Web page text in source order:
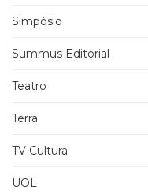
Simpósio
Summus Editorial
Teatro
Terra
TV Cultura
UOL